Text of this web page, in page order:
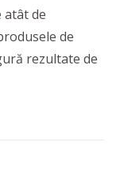
atât de
de
rezultate de